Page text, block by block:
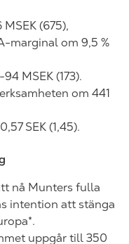
(675),
marginal om 9,5 %
MSEK (173).
om 441
SEK (1,45).
nå Munters fulla
intention att stänga
uppgår till 350